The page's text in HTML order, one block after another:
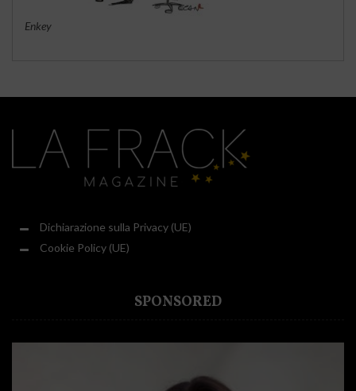
Enkey
Dichiarazione sulla Privacy (UE)
Cookie Policy (UE)
SPONSORED